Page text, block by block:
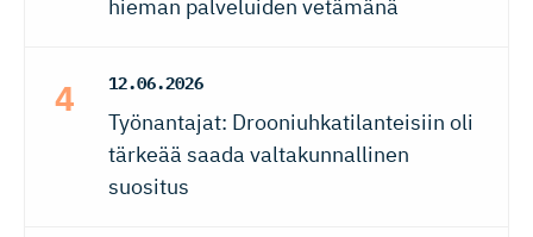
hieman palveluiden vetämänä
12.06.2026
Työnantajat: Drooniuhkatilanteisiin oli
tärkeää saada valtakunnallinen
suositus